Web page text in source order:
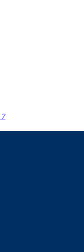
7